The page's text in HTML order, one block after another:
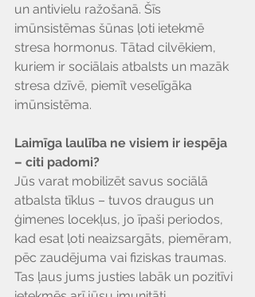
un antivielu ražošanā. Šīs
imūnsistēmas šūnas ļoti ietekmē
stresa hormonus. Tātad cilvēkiem,
kuriem ir sociālais atbalsts un mazāk
stresa dzīvē, piemīt veselīgāka
imūnsistēma.
Laimīga laulība ne visiem ir iespēja
– citi padomi?
Jūs varat mobilizēt savus sociālā
atbalsta tīklus – tuvos draugus un
ģimenes locekļus, jo īpaši periodos,
kad esat ļoti neaizsargāts, piemēram,
pēc zaudējuma vai fiziskas traumas.
Tas ļaus jums justies labāk un pozitīvi